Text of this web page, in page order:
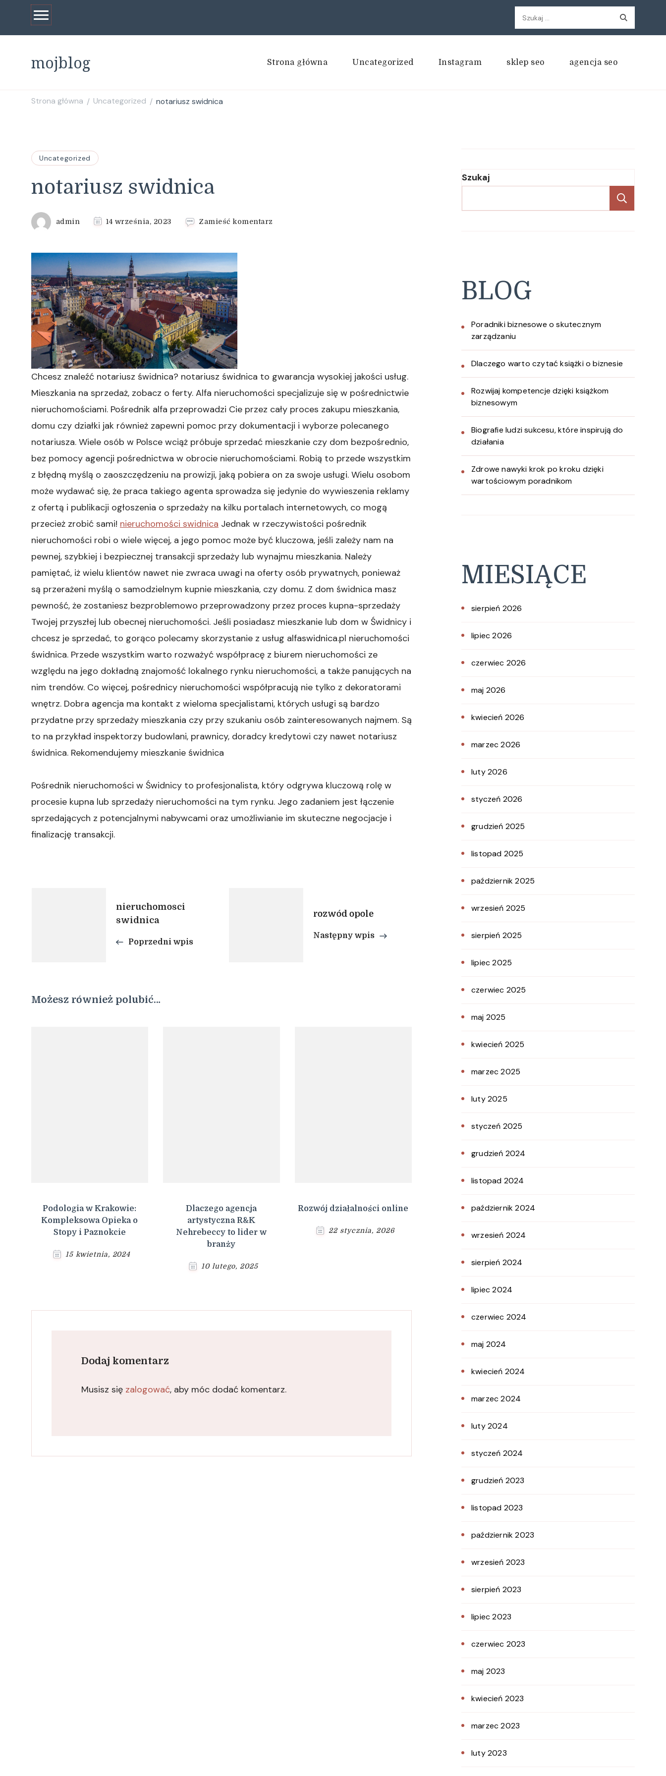
Szukaj:
mojblog Strona główna Uncategorized Instagram sklep seo agencja seo
Strona główna / Uncategorized / notariusz swidnica
Uncategorized
notariusz swidnica
admin 14 września, 2023 Zamieść komentarz
Chcesz znaleźć notariusz świdnica? notariusz świdnica to gwarancja wysokiej jakości usług.
Mieszkania na sprzedaż, zobacz o ferty. Alfa nieruchomości specjalizuje się w pośrednictwie
nieruchomościami. Pośrednik alfa przeprowadzi Cie przez cały proces zakupu mieszkania,
domu czy działki jak również zapewni pomoc przy dokumentacji i wyborze polecanego
notariusza. Wiele osób w Polsce wciąż próbuje sprzedać mieszkanie czy dom bezpośrednio,
bez pomocy agencji pośrednictwa w obrocie nieruchomościami. Robią to przede wszystkim
z błędną myślą o zaoszczędzeniu na prowizji, jaką pobiera on za swoje usługi. Wielu osobom
może wydawać się, że praca takiego agenta sprowadza się jedynie do wywieszenia reklamy
z ofertą i publikacji ogłoszenia o sprzedaży na kilku portalach internetowych, co mogą
przecież zrobić sami! nieruchomości swidnica Jednak w rzeczywistości pośrednik
nieruchomości robi o wiele więcej, a jego pomoc może być kluczowa, jeśli zależy nam na
pewnej, szybkiej i bezpiecznej transakcji sprzedaży lub wynajmu mieszkania. Należy
pamiętać, iż wielu klientów nawet nie zwraca uwagi na oferty osób prywatnych, ponieważ
są przerażeni myślą o samodzielnym kupnie mieszkania, czy domu. Z dom świdnica masz
pewność, że zostaniesz bezproblemowo przeprowadzony przez proces kupna-sprzedaży
Twojej przyszłej lub obecnej nieruchomości. Jeśli posiadasz mieszkanie lub dom w Świdnicy i
chcesz je sprzedać, to gorąco polecamy skorzystanie z usług alfaswidnica.pl nieruchomości
świdnica. Przede wszystkim warto rozważyć współpracę z biurem nieruchomości ze
względu na jego dokładną znajomość lokalnego rynku nieruchomości, a także panujących na
nim trendów. Co więcej, pośrednicy nieruchomości współpracują nie tylko z dekoratorami
wnętrz. Dobra agencja ma kontakt z wieloma specjalistami, których usługi są bardzo
przydatne przy sprzedaży mieszkania czy przy szukaniu osób zainteresowanych najmem. Są
to na przykład inspektorzy budowlani, prawnicy, doradcy kredytowi czy nawet notariusz
świdnica. Rekomendujemy mieszkanie świdnica
Pośrednik nieruchomości w Świdnicy to profesjonalista, który odgrywa kluczową rolę w
procesie kupna lub sprzedaży nieruchomości na tym rynku. Jego zadaniem jest łączenie
sprzedających z potencjalnymi nabywcami oraz umożliwianie im skuteczne negocjacje i
finalizację transakcji.
Nawigacja
nieruchomosci
swidnica
Poprzedni wpis
rozwód opole
Następny wpis
Możesz również polubić…
Podologia w Krakowie:
Kompleksowa Opieka o
Stopy i Paznokcie
15 kwietnia, 2024
Dlaczego agencja
artystyczna R&K
Nehrebeccy to lider w
branży
10 lutego, 2025
Rozwój działalności online
22 stycznia, 2026
Dodaj komentarz
Musisz się zalogować, aby móc dodać komentarz.
Szukaj
BLOG
Poradniki biznesowe o skutecznym
zarządzaniu
Dlaczego warto czytać książki o biznesie
Rozwijaj kompetencje dzięki książkom
biznesowym
Biografie ludzi sukcesu, które inspirują do
działania
Zdrowe nawyki krok po kroku dzięki
wartościowym poradnikom
MIESIĄCE
sierpień 2026
lipiec 2026
czerwiec 2026
maj 2026
kwiecień 2026
marzec 2026
luty 2026
styczeń 2026
grudzień 2025
listopad 2025
październik 2025
wrzesień 2025
sierpień 2025
lipiec 2025
czerwiec 2025
maj 2025
kwiecień 2025
marzec 2025
luty 2025
styczeń 2025
grudzień 2024
listopad 2024
październik 2024
wrzesień 2024
sierpień 2024
lipiec 2024
czerwiec 2024
maj 2024
kwiecień 2024
marzec 2024
luty 2024
styczeń 2024
grudzień 2023
listopad 2023
październik 2023
wrzesień 2023
sierpień 2023
lipiec 2023
czerwiec 2023
maj 2023
kwiecień 2023
marzec 2023
luty 2023